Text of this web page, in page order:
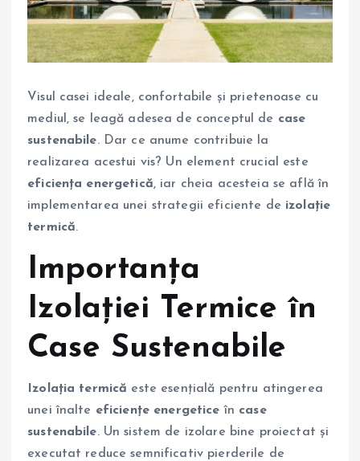
Visul casei ideale, confortabile și prietenoase cu
mediul, se leagă adesea de conceptul de case
sustenabile. Dar ce anume contribuie la
realizarea acestui vis? Un element crucial este
eficiența energetică, iar cheia acesteia se află în
implementarea unei strategii eficiente de izolație
termică.
Importanța
Izolației Termice în
Case Sustenabile
Izolația termică este esențială pentru atingerea
unei înalte eficiențe energetice în case
sustenabile. Un sistem de izolare bine proiectat și
executat reduce semnificativ pierderile de